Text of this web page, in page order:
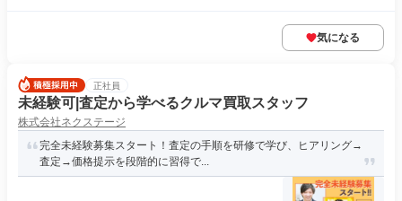
気になる
正社員
未経験可|査定から学べるクルマ買取スタッフ
株式会社ネクステージ
完全未経験募集スタート！査定の手順を研修で学び、ヒアリング→
査定→価格提示を段階的に習得で...